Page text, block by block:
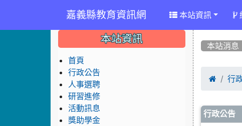
嘉義縣教育資訊網 本站資訊
本站消息
 行
文章
行政公告
::: 本站資訊
首頁
行政公告
人事選聘
研習進修
活動訊息
獎助學金